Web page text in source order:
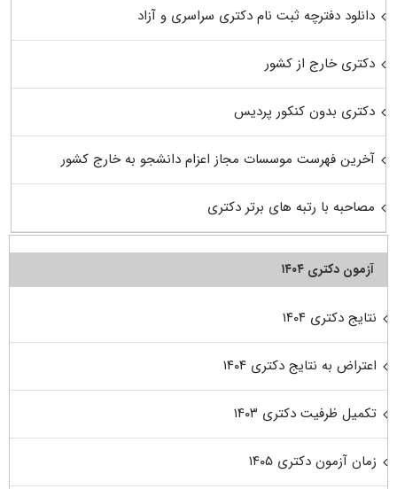
دانلود دفترچه ثبت نام دکتری سراسری و آزاد
دکتری خارج از کشور
دکتری بدون کنکور پردیس
آخرین فهرست موسسات مجاز اعزام دانشجو به خارج کشور
مصاحبه با رتبه های برتر دکتری
آزمون دکتری ۱۴۰۴
نتایج دکتری ۱۴۰۴
اعتراض به نتایج دکتری ۱۴۰۴
تکمیل ظرفیت دکتری ۱۴۰۳
زمان آزمون دکتری ۱۴۰۵